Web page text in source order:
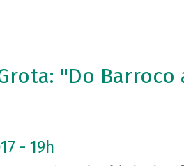
"Do Barroco
- 19h